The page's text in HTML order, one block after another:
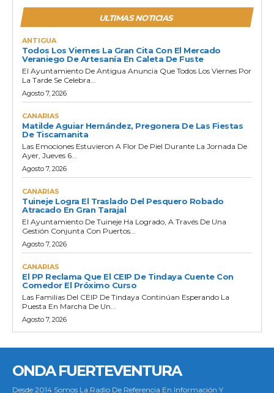
ULTIMAS NOTICIAS
ANTIGUA
Todos Los Viernes La Gran Cita Con El Mercado
Veraniego De Artesanía En Caleta De Fuste
El Ayuntamiento De Antigua Anuncia Que Todos Los Viernes Por
La Tarde Se Celebra...
Agosto 7, 2026
CANARIAS
Matilde Aguiar Hernández, Pregonera De Las Fiestas
De Tiscamanita
Las Emociones Estuvieron A Flor De Piel Durante La Jornada De
Ayer, Jueves 6...
Agosto 7, 2026
CANARIAS
Tuineje Logra El Traslado Del Pesquero Robado
Atracado En Gran Tarajal
El Ayuntamiento De Tuineje Ha Logrado, A Través De Una
Gestión Conjunta Con Puertos...
Agosto 7, 2026
CANARIAS
El PP Reclama Que El CEIP De Tindaya Cuente Con
Comedor El Próximo Curso
Las Familias Del CEIP De Tindaya Continúan Esperando La
Puesta En Marcha De Un...
Agosto 7, 2026
ONDA FUERTEVENTURA
Desde 2014 Somos La Radio De Referencia En Información Y